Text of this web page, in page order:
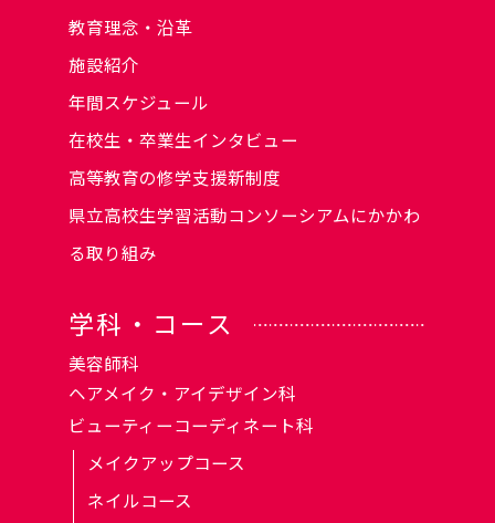
教育理念・沿革
施設紹介
年間スケジュール
在校生・卒業生インタビュー
高等教育の修学支援新制度
県立高校生学習活動コンソーシアムにかかわ
る取り組み
学科・コース
美容師科
ヘアメイク・アイデザイン科
ビューティーコーディネート科
メイクアップコース
ネイルコース